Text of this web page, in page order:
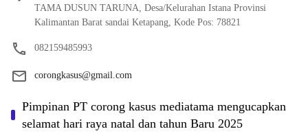
TAMA DUSUN TARUNA, Desa/Kelurahan Istana Provinsi
Kalimantan Barat sandai Ketapang, Kode Pos: 78821
082159485993
corongkasus@gmail.com
Pimpinan PT corong kasus mediatama mengucapkan
selamat hari raya natal dan tahun Baru 2025